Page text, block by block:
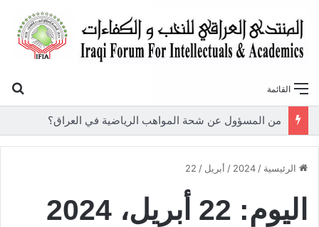
القائمة
من المسؤول عن شحة المواهب الرياضية في العراق؟
الرئيسية /
2024
/ أبريل /
22
اليوم: 22 أبريل، 2024